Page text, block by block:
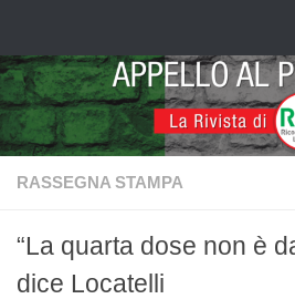
RASSEGNA STAMPA
“La quarta dose non è
dice Locatelli